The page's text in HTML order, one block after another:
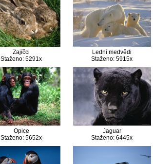
Zajíčci
Staženo: 5291x
Lední medvědi
Staženo: 5915x
Opice
Staženo: 5652x
Jaguar
Staženo: 6445x